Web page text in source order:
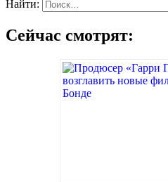
Найти:
Сейчас смотрят: